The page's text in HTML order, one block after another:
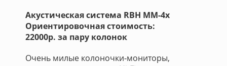
Акустическая система RBH MM-4х
Ориентировочная стоимость:
22000р. за пару колонок
Очень милые колоночки-мониторы,